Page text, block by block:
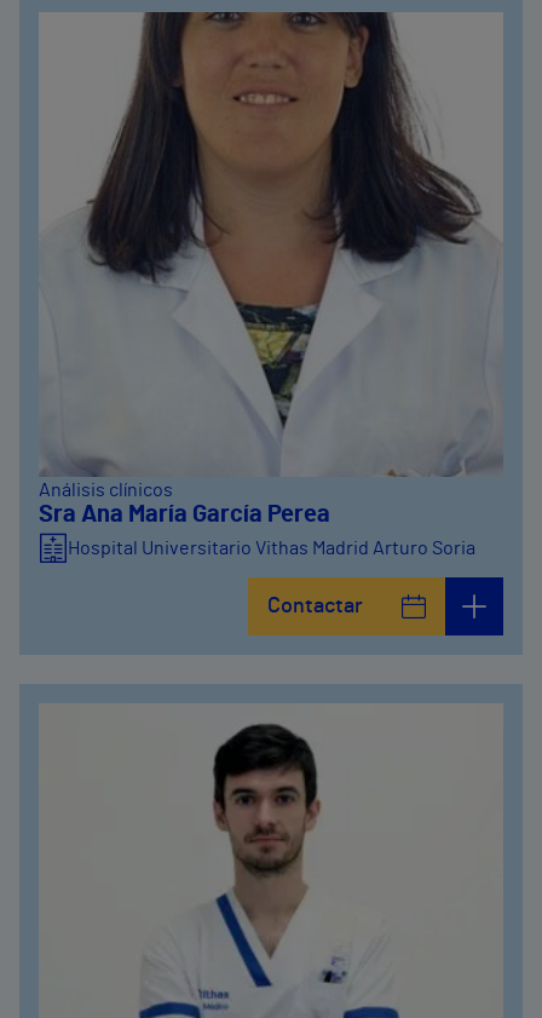
Análisis clínicos
Sra Ana María García Perea
Hospital Universitario Vithas Madrid Arturo Soria
Contactar